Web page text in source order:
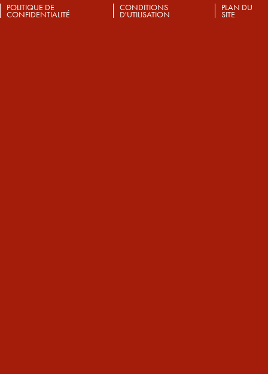
POLITIQUE DE
CONFIDENTIALITÉ
CONDITIONS
D'UTILISATION
PLAN DU
SITE